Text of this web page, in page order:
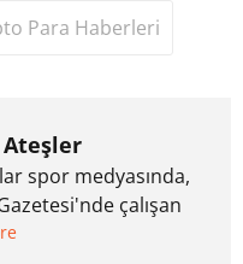
Para Haberleri
spor medyasında,
çalışan
2020 yılında